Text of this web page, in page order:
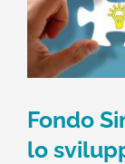
Fondo
lo